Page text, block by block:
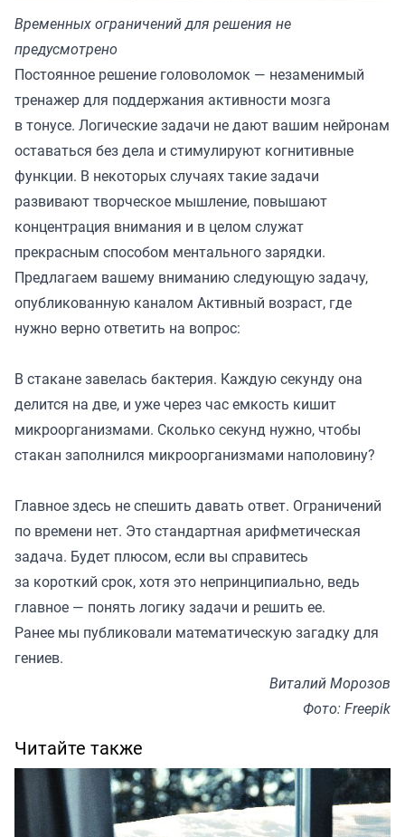
Временных ограничений для решения не
предусмотрено
Постоянное решение головоломок — незаменимый
тренажер для поддержания активности мозга
в тонусе. Логические задачи не дают вашим нейронам
оставаться без дела и стимулируют когнитивные
функции. В некоторых случаях такие задачи
развивают творческое мышление, повышают
концентрация внимания и в целом служат
прекрасным способом ментального зарядки.
Предлагаем вашему вниманию следующую задачу,
опубликованную каналом Активный возраст, где
нужно верно ответить на вопрос:
В стакане завелась бактерия. Каждую секунду она
делится на две, и уже через час емкость кишит
микроорганизмами. Сколько секунд нужно, чтобы
стакан заполнился микроорганизмами наполовину?
Главное здесь не спешить давать ответ. Ограничений
по времени нет. Это стандартная арифметическая
задача. Будет плюсом, если вы справитесь
за короткий срок, хотя это непринципиально, ведь
главное — понять логику задачи и решить ее.
Ранее мы публиковали математическую загадку для
гениев.
Виталий Морозов
Фото: Freepik
Читайте также